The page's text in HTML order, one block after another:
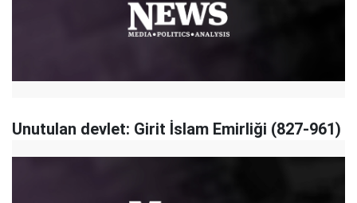
Unutulan devlet: Girit İslam Emirliği (827-961)